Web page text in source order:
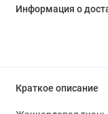
Информация о
Краткое описание